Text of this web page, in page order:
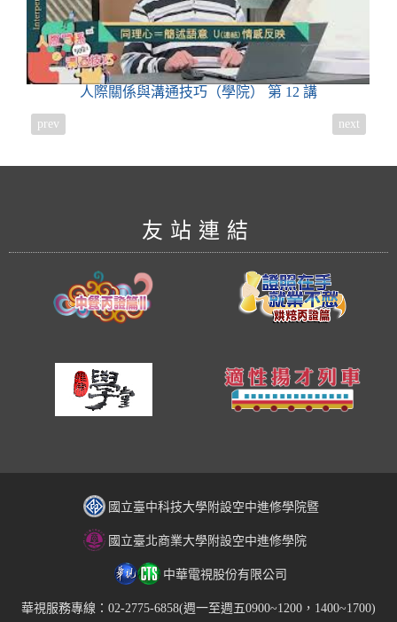
人際關係與溝通技巧（學院） 第 12 講
prev next
友站連結
國立臺中科技大學附設空中進修學院暨
國立臺北商業大學附設空中進修學院
中華電視股份有限公司
華視服務專線：02-2775-6858(週一至週五0900~1200，1400~1700)